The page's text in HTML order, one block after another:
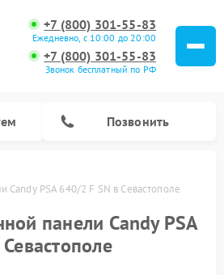
+7 (800) 301-55-83
Ежедневно, с 10:00 до 20:00
+7 (800) 301-55-83
Звонок бесплатный по РФ
Позвонить
Candy PSA 640/2 F SN в Севастополе
панели Candy PSA